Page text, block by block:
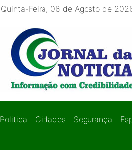
Quinta-Feira, 06 de Agosto de
Politica Cidades Segurança